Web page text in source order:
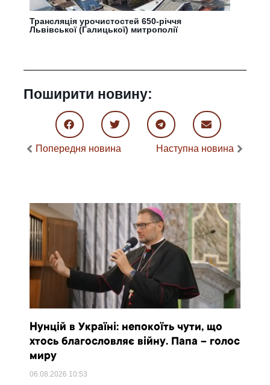
Трансляція урочистостей 650-річчя
Львівської (Галицької) митрополії
Поширити новину:
Попередня новина Наступна новина
Нунцій в Україні: непокоїть чути, що
хтось благословляє війну. Папа – голос
миру
06.08.2026 10:53